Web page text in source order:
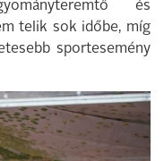
és
telik sok időbe, míg
sportesemény